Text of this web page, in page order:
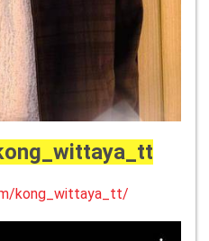
kong_wittaya_tt/